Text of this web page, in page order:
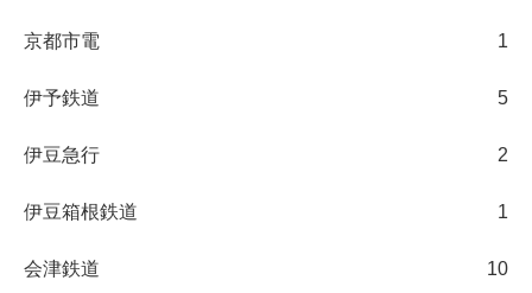
京都市電 1
伊予鉄道 5
伊豆急行 2
伊豆箱根鉄道 1
会津鉄道 10